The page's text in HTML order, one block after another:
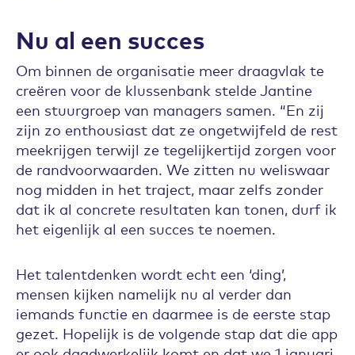
Nu al een succes
Om binnen de organisatie meer draagvlak te
creëren voor de klussenbank stelde Jantine
een stuurgroep van managers samen. “En zij
zijn zo enthousiast dat ze ongetwijfeld de rest
meekrijgen terwijl ze tegelijkertijd zorgen voor
de randvoorwaarden. We zitten nu weliswaar
nog midden in het traject, maar zelfs zonder
dat ik al concrete resultaten kan tonen, durf ik
het eigenlijk al een succes te noemen.
Het talentdenken wordt echt een ‘ding’,
mensen kijken namelijk nu al verder dan
iemands functie en daarmee is de eerste stap
gezet. Hopelijk is de volgende stap dat die app